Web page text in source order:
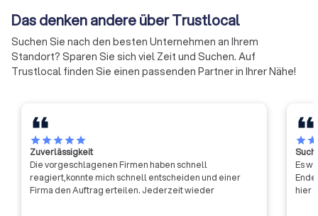
der Handwerkskammern
effizienter und effektiver
werden.
des
und
Weiterentwicklung
die internationale
Harmonisierung
Daneben
seine Mitglieder
Arbeitskreise und
Das denken andere über Trustlocal
Suchen Sie nach den besten Unternehmen an Ihrem
Standort? Sparen Sie sich viel Zeit und Suchen. Auf
Trustlocal finden Sie einen passenden Partner in Ihrer Nähe!
starstarstarstarstar
Zuverlässigkeit
Die vorgeschlagenen Firmen haben schnell
reagiert,konnte mich schnell entscheiden und einer
Firma den Auftrag erteilen. Jederzeit wieder
starstar
Es
hier